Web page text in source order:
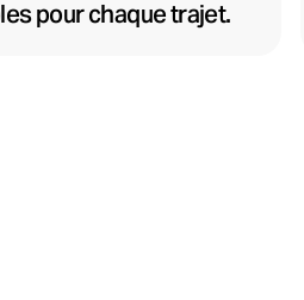
pour chaque trajet.